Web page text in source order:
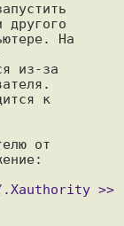
другого
На
из-за
к
от